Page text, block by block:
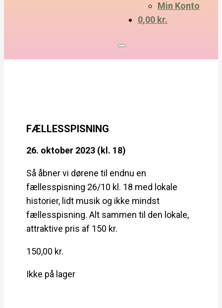
Min Konto
0,00 kr.
FÆLLESSPISNING
26. oktober 2023 (kl. 18)
Så åbner vi dørene til endnu en
fællesspisning 26/10 kl. 18 med lokale
historier, lidt musik og ikke mindst
fællesspisning. Alt sammen til den lokale,
attraktive pris af 150 kr.
150,00 kr.
Ikke på lager